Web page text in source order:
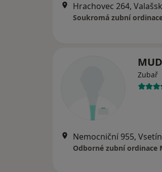
Hrachovec 264,
Soukromá zubní
Zubař
Nemocniční 955, Vsetín
Odborné zubní ordinace